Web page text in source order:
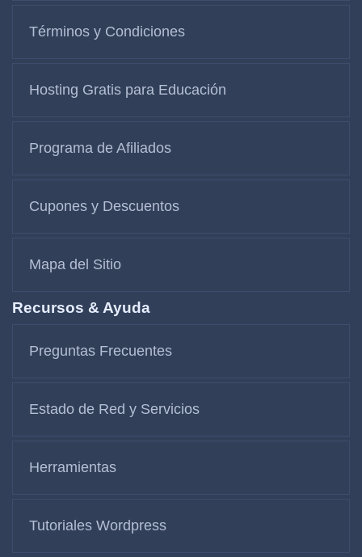
Términos y Condiciones
Hosting Gratis para Educación
Programa de Afiliados
Cupones y Descuentos
Mapa del Sitio
Recursos & Ayuda
Preguntas Frecuentes
Estado de Red y Servicios
Herramientas
Tutoriales Wordpress